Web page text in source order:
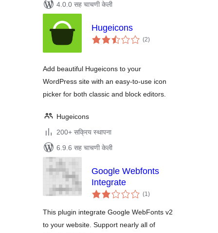
4.0.0 सह चाचणी केली
Hugeicons
(2एकूण
मूल्यांकन
)
Add beautiful Hugeicons to your
WordPress site with an easy-to-use icon
picker for both classic and block editors.
Hugeicons
200+ सक्रिय स्थापना
6.9.6 सह चाचणी केली
Google Webfonts
Integrate
(1एकूण
मूल्यांकन
)
This plugin integrate Google WebFonts v2
to your website. Support nearly all of